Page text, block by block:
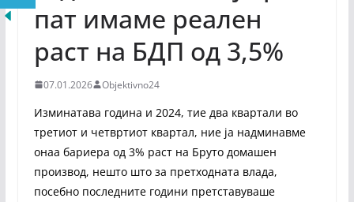
пат имаме реален
раст на БДП од 3,5%
07.01.2026 Objektivno24
Изминатава година и 2024, тие два квартали во
третиот и четвртиот квартал, ние ја надминавме
онаа бариера од 3% раст на Бруто домашен
производ, нешто што за претходната влада,
посебно последните години претставуваше